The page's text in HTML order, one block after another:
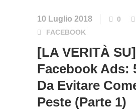
10 Luglio 2018 0
FACEBOOK
[LA VERITÀ SU]
Facebook Ads:
Da Evitare
Peste (Parte 1)